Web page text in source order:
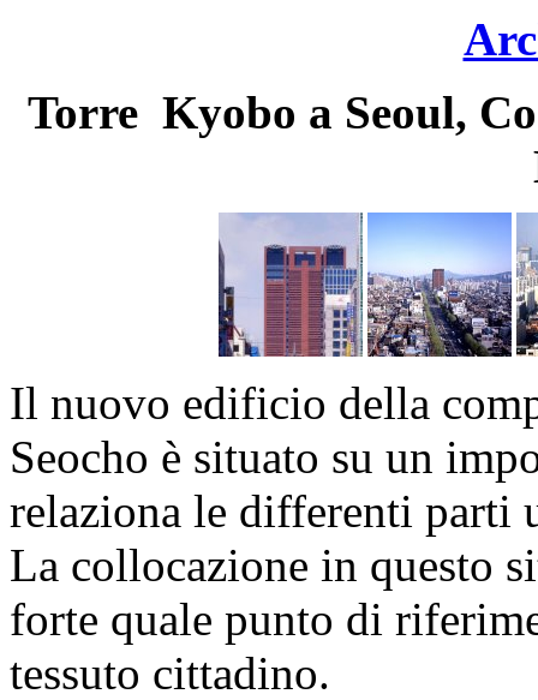
Torre Kyobo a Seoul,
Il nuovo edificio della
Seocho è situato su un
relaziona le differenti parti
La collocazione in questo
forte quale punto di
tessuto cittadino.